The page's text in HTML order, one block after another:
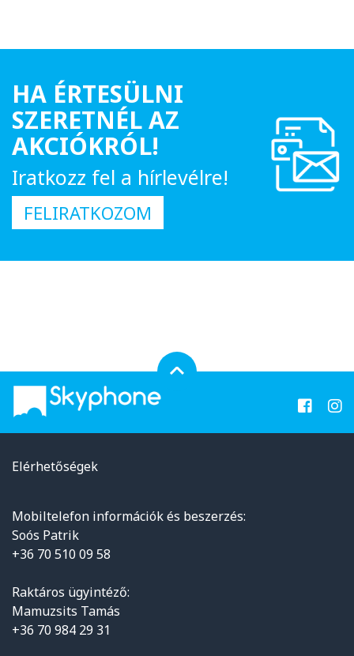
HA ÉRTESÜLNI
SZERETNÉL AZ
AKCIÓKRÓL!
Iratkozz fel a hírlevélre!
FELIRATKOZOM
Elérhetőségek
Mobiltelefon információk és beszerzés:
Soós Patrik
+36 70 510 09 58
Raktáros ügyintéző:
Mamuzsits Tamás
+36 70 984 29 31